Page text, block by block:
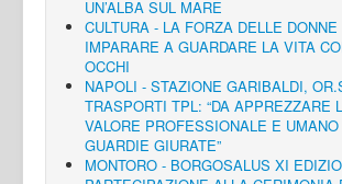
UN’ALBA SUL MARE
CULTURA - LA FORZA DELLE
IMPARARE A GUARDARE LA VITA
OCCHI
NAPOLI - STAZIONE GARIBALDI,
TRASPORTI TPL: “DA APPREZZARE
VALORE PROFESSIONALE E
GUARDIE GIURATE”
MONTORO - BORGOSALUS XI